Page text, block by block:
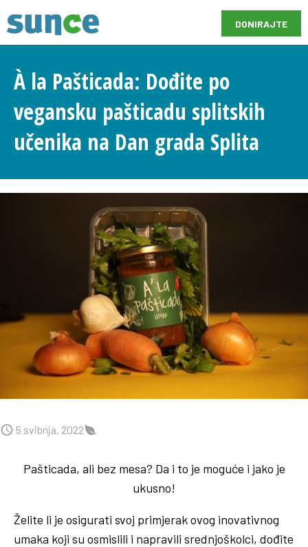
DONIRAJTE
À la Pašticada: Dođite po
vegansku pašticadu splitskih
učenika na Dan grada Splita
5 svibnja, 2022
Pašticada, ali bez mesa? Da i to je moguće i jako je
ukusno!
Želite li je osigurati svoj primjerak ovog inovativnog
umaka koji su osmislili i napravili srednjoškolci, dođite